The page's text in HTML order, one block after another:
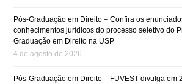
Pós-Graduação em Direito – Confira os
conhecimentos jurídicos do processo seletivo do
Graduação em Direito na USP
4 de agosto de 2026
Pós-Graduação em Direito – FUVEST divulga em